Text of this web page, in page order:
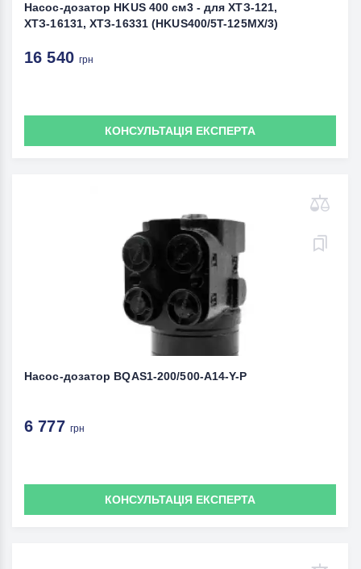
Насос-дозатор HKUS 400 см3 - для ХТЗ-121,
ХТЗ-16131, ХТЗ-16331 (HKUS400/5T-125MX/3)
16 540грн
КОНСУЛЬТАЦІЯ ЕКСПЕРТА
Насос-дозатор BQAS1-200/500-A14-Y-P
6 777 грн
КОНСУЛЬТАЦІЯ ЕКСПЕРТА